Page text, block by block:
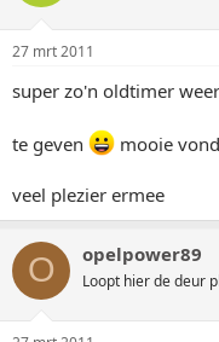
27 mrt 2011
super zo'n oldtimer
te geven mooie
veel plezier ermee
O opelpower89
Loopt hier de deur